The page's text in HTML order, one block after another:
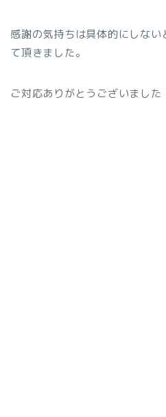
感謝の気持ちは具体的にしな
て頂きました。
ご対応ありがとうございました